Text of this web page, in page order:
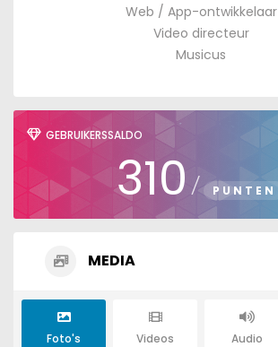
Web / App-ontwikkelaar
Video directeur
Musicus
GEBRUIKERSSALDO
310/ PUNTEN
MEDIA
Foto's Videos Audio